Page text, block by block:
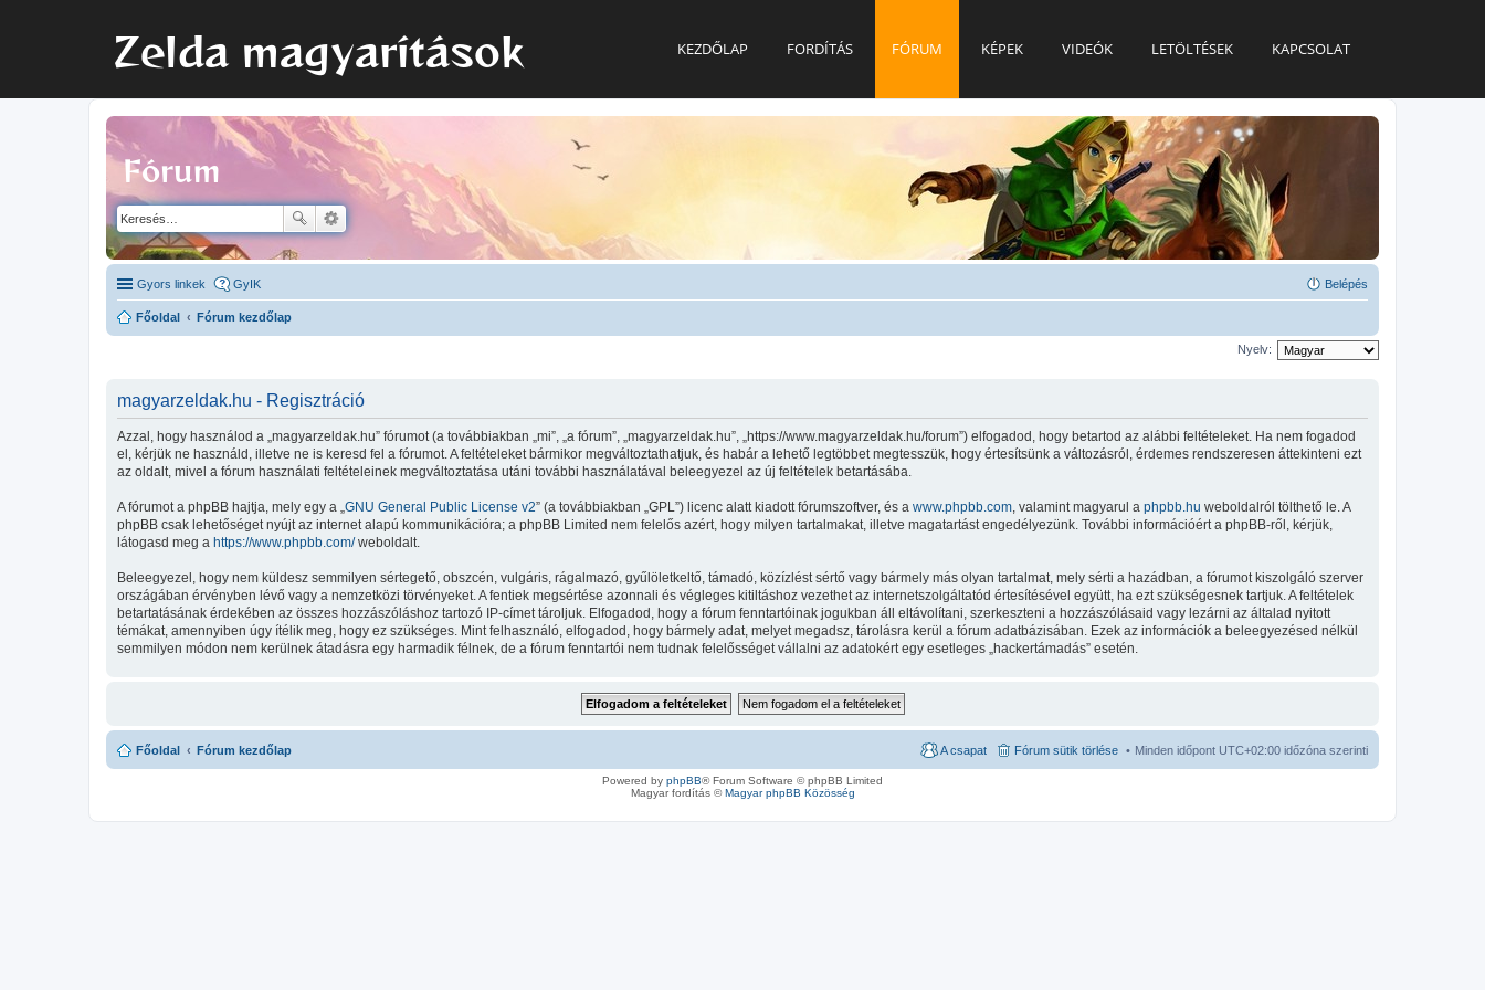
Zelda magyarítások KEZDŐLAP FORDÍTÁS FÓRUM KÉPEK VIDEÓK LETÖLTÉSEK KAPCSOLAT
Fórum
Gyors linkek GyIK Belépés
Főoldal Fórum kezdőlap
Nyelv:
magyarzeldak.hu - Regisztráció
Azzal, hogy használod a „magyarzeldak.hu” fórumot (a továbbiakban „mi”, „a fórum”, „magyarzeldak.hu”, „https://www.magyarzeldak.hu/forum”) elfogadod, hogy betartod az alábbi feltételeket. Ha nem fogadod
el, kérjük ne használd, illetve ne is keresd fel a fórumot. A feltételeket bármikor megváltoztathatjuk, és habár a lehető legtöbbet megtesszük, hogy értesítsünk a változásról, érdemes rendszeresen áttekinteni ezt
az oldalt, mivel a fórum használati feltételeinek megváltoztatása utáni további használatával beleegyezel az új feltételek betartásába.
A fórumot a phpBB hajtja, mely egy a „ GNU General Public License v2” (a továbbiakban „GPL”) licenc alatt kiadott fórumszoftver, és a www.phpbb.com , valamint magyarul a phpbb.hu weboldalról tölthető le. A
phpBB csak lehetőséget nyújt az internet alapú kommunikációra; a phpBB Limited nem felelős azért, hogy milyen tartalmakat, illetve magatartást engedélyezünk. További információért a phpBB-ről, kérjük,
látogasd meg a https://www.phpbb.com/weboldalt.
Beleegyezel, hogy nem küldesz semmilyen sértegető, obszcén, vulgáris, rágalmazó, gyűlöletkeltő, támadó, közízlést sértő vagy bármely más olyan tartalmat, mely sérti a hazádban, a fórumot kiszolgáló szerver
országában érvényben lévő vagy a nemzetközi törvényeket. A fentiek megsértése azonnali és végleges kitiltáshoz vezethet az internetszolgáltatód értesítésével együtt, ha ezt szükségesnek tartjuk. A feltételek
betartatásának érdekében az összes hozzászóláshoz tartozó IP-címet tároljuk. Elfogadod, hogy a fórum fenntartóinak jogukban áll eltávolítani, szerkeszteni a hozzászólásaid vagy lezárni az általad nyitott
témákat, amennyiben úgy ítélik meg, hogy ez szükséges. Mint felhasználó, elfogadod, hogy bármely adat, melyet megadsz, tárolásra kerül a fórum adatbázisában. Ezek az információk a beleegyezésed nélkül
semmilyen módon nem kerülnek átadásra egy harmadik félnek, de a fórum fenntartói nem tudnak felelősséget vállalni az adatokért egy esetleges „hackertámadás” esetén.
Főoldal Fórum kezdőlap Minden időpont UTC+02:00 időzóna szerinti
Fórum sütik törlése
A csapat
Powered by phpBB® Forum Software © phpBB Limited
Magyar fordítás ©Magyar phpBB Közösség